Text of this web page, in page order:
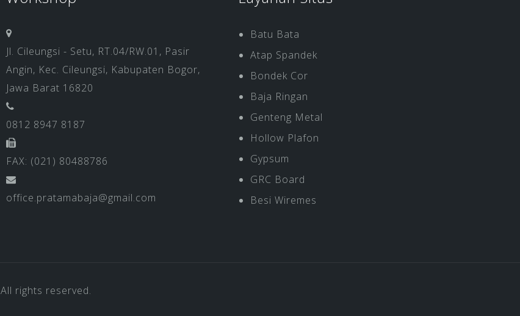
Jl. Cileungsi - Setu, RT.04/RW.01, Pasir
Angin, Kec. Cileungsi, Kabupaten Bogor,
Jawa Barat 16820
0812 8947 8187
FAX: (021) 80488786
office.pratamabaja@gmail.com
Batu Bata
Atap Spandek
Bondek Cor
Baja Ringan
Genteng Metal
Hollow Plafon
Gypsum
GRC Board
Besi Wiremes
All rights reserved.